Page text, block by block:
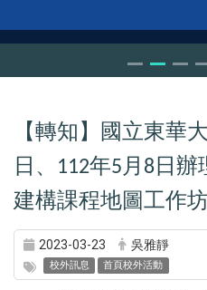
【轉知】國立東華
日、 112年5 月 8 日辦
建構課程地圖工作坊
2023-03-23 吳雅靜
校外訊息 首頁校外活動